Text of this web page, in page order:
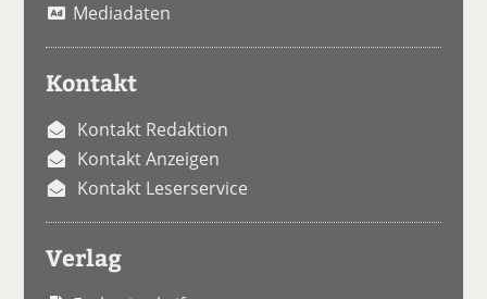
Mediadaten
Kontakt
Kontakt Redaktion
Kontakt Anzeigen
Kontakt Leserservice
Verlag